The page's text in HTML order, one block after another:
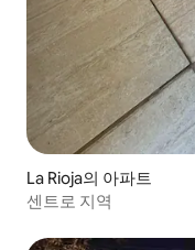
La Rioja의 아파트
센트로 지역